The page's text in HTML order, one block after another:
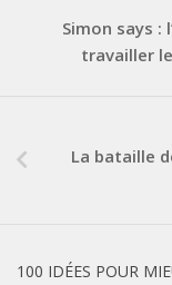
Simon says :
travailler
La bataille
100 IDÉES POUR